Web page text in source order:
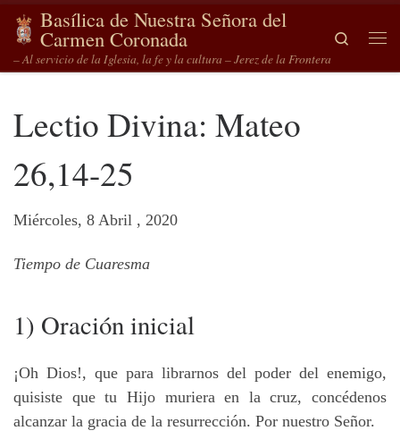
Saltar al contenido
Basílica de Nuestra Señora del
Carmen Coronada
– Al servicio de la Iglesia, la fe y la cultura – Jerez de la Frontera
Search
Lectio Divina: Mateo
26,14-25
Miércoles, 8 Abril , 2020
Tiempo de Cuaresma
1) Oración inicial
¡Oh Dios!, que para librarnos del poder del enemigo,
quisiste que tu Hijo muriera en la cruz, concédenos
alcanzar la gracia de la resurrección. Por nuestro Señor.